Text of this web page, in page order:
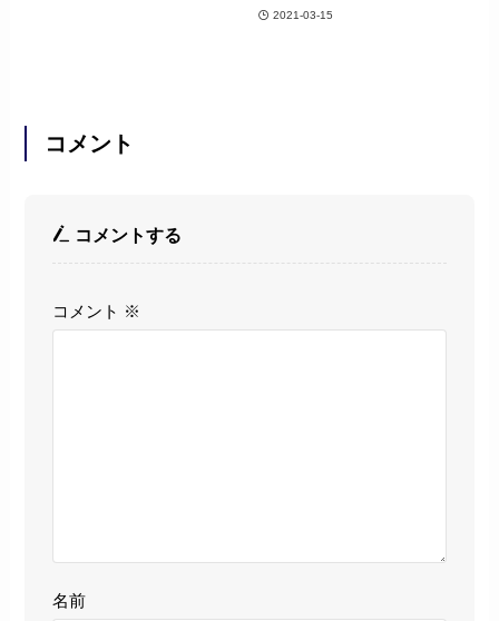
2021-03-15
コメント
コメントする
コメント ※
名前